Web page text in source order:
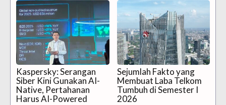
Kaspersky: Serangan
Siber Kini Gunakan AI-
Native, Pertahanan
Harus AI-Powered
Sejumlah Fakto yang
Membuat Laba Telkom
Tumbuh di Semester I
2026